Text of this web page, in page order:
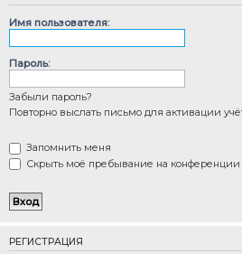
Имя пользователя:
Пароль:
Забыли пароль?
Повторно выслать письмо для активации
Запомнить меня
Скрыть моё пребывание на конференции
РЕГИСТРАЦИЯ